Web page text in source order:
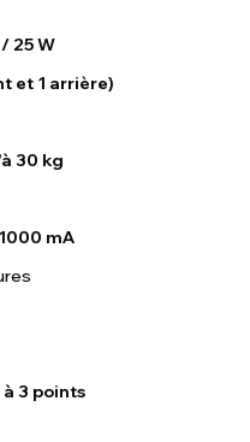
25 W
et 1 arrière)
30 kg
mA
3 points